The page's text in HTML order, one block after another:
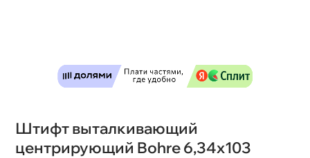
Штифт выталкивающий
центрирующий Bohre 6,34х103